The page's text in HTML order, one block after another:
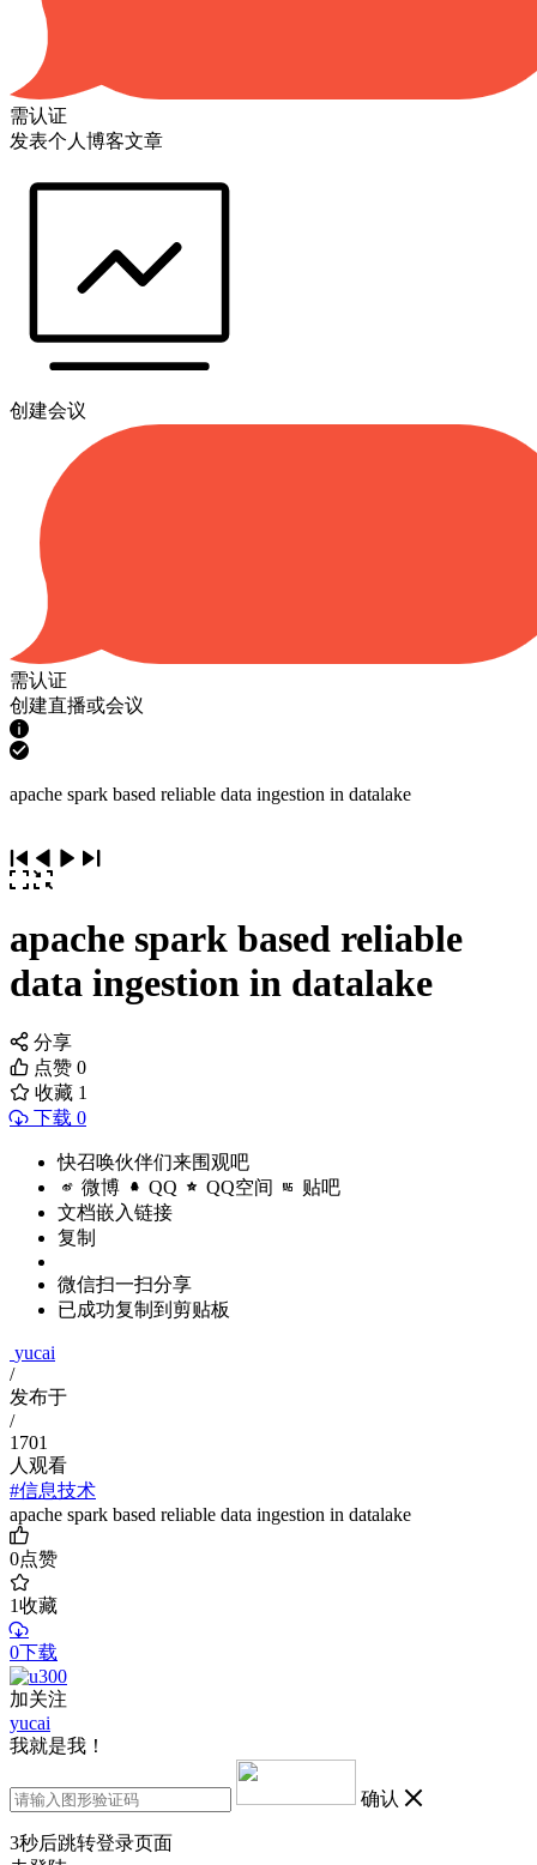
需认证
发表个人博客文章
创建会议
需认证
创建直播或会议
apache spark based reliable data ingestion in datalake
apache spark based reliable
data ingestion in datalake
分享
点赞 0
收藏 1
下载 0
快召唤伙伴们来围观吧
微博 QQ QQ空间 贴吧
文档嵌入链接
复制
微信扫一扫分享
已成功复制到剪贴板
yucai
/
发布于
/
1701
人观看
#信息技术
apache spark based reliable data ingestion in datalake
0点赞
1收藏
0下载
加关注
yucai
我就是我！
确认
3秒后跳转登录页面